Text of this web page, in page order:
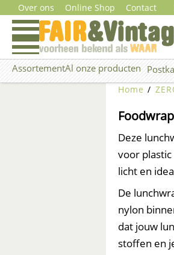
naar
inhoud
Over ons Online Shop Contact
AssortementAl onze producten
Home /
Deze
voor
licht en
De
nylon
dat jouw
stoffen en